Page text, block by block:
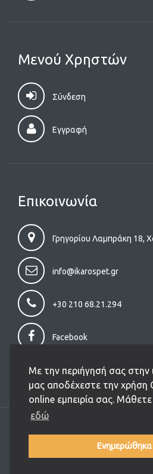
Με την περιήγησή σας στην
μας αποδέχεστε την χρήση
online εμπειρία σας.
εδώ
Ενημερώθηκα
Μενού Χρηστών
Σύνδεση
Εγγραφή
Επικοινωνία
Γρηγορίου Λαμπράκη 18,
info@ikarospet.gr
+30 210 68.21.294
Facebook
Copyright (C) 2026
Designed and Developed byJIT